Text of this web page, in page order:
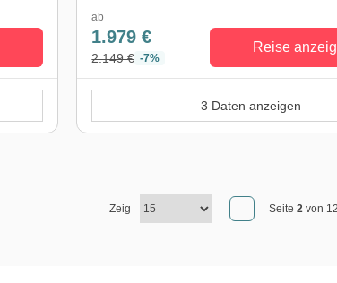
ab
1.979 €
2.149 € -7%
Reise
3 Daten anzeigen
Zeig Seite 2 von 12